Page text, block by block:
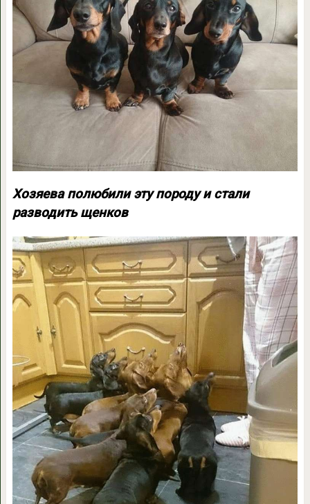
Хозяева полюбили эту породу и стали
разводить щенков